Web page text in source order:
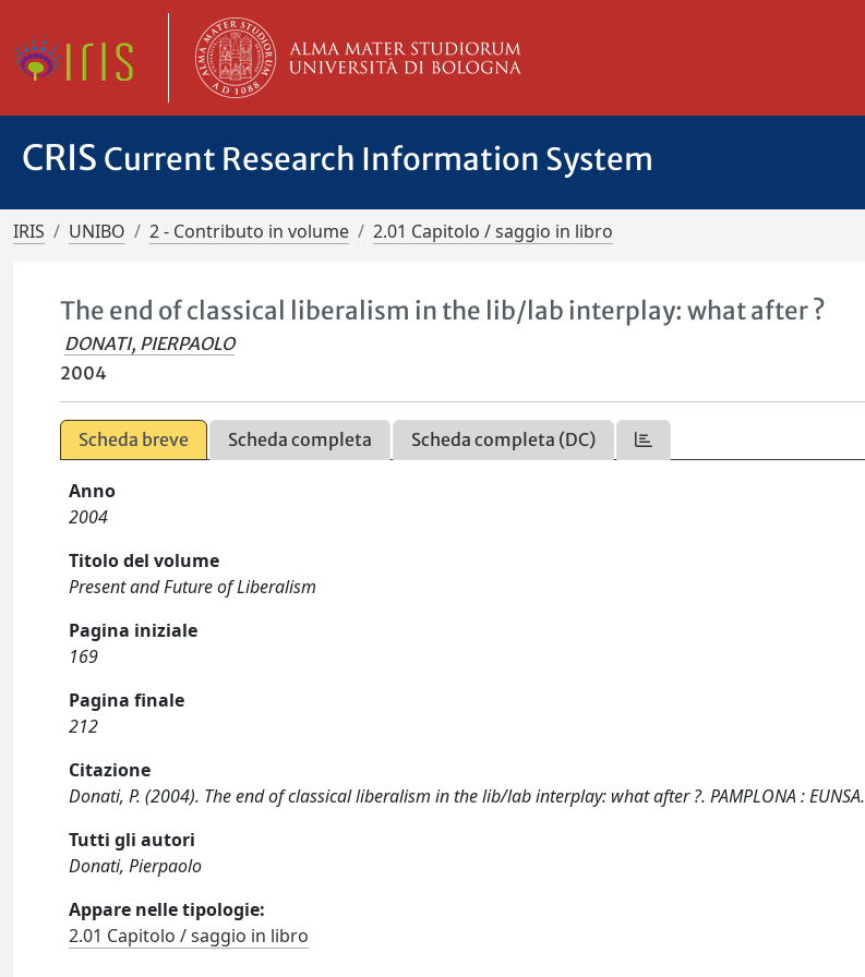
CRIS Current Research Information System
IRIS UNIBO 2 - Contributo in volume 2.01 Capitolo / saggio in libro
The end of classical liberalism in the lib/lab interplay: what after ?
DONATI, PIERPAOLO
2004
Scheda breve Scheda completa Scheda completa (DC)
Anno
2004
Titolo del volume
Present and Future of Liberalism
Pagina iniziale
169
Pagina finale
212
Citazione
Donati, P. (2004). The end of classical liberalism in the lib/lab interplay: what after ?. PAMPLONA : EUNSA.
Tutti gli autori
Donati, Pierpaolo
Appare nelle tipologie:
2.01 Capitolo / saggio in libro